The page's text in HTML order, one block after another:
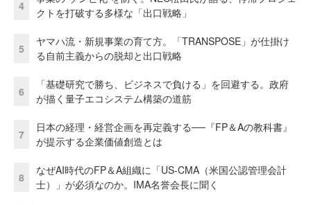
4
クトを打破する多様な「出口戦略」
5
ヤマハ流・新規事業の育て方。「TRANSPOSE」が仕掛け
る自前主義からの脱却と出口戦略
6
「基礎研究で勝ち、ビジネスで負ける」を回避する。政府
が描く量子エコシステム構築の道筋
7
日本の経理・経営企画を再定義する──『FP＆Aの教科書』
が提示する企業価値創造とは
8
なぜAI時代のFP＆A組織に「US-CMA（米国公認管理会計
士）」が必須なのか。IMA名誉会長に聞く